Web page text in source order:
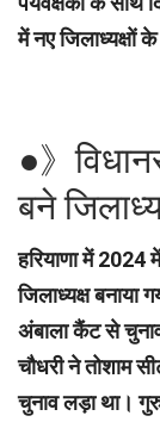
में नए जिलाध्यक्षों
●》
बने
हरियाणा में 2024
जिलाध्यक्ष बनाया
अंबाला कैंट से
चौधरी ने तोशाम
चुनाव लड़ा था।